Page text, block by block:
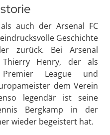
auch der Arsenal FC
Geschichte
zurück. Bei Arsenal
Henry, der als
League und
dem Verein
legendär ist seine
Bergkamp in der
wieder begeistert hat.